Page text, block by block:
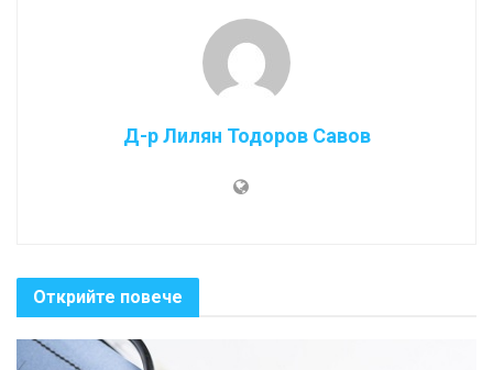
Д-р Лилян Тодоров Савов
Открийте повече